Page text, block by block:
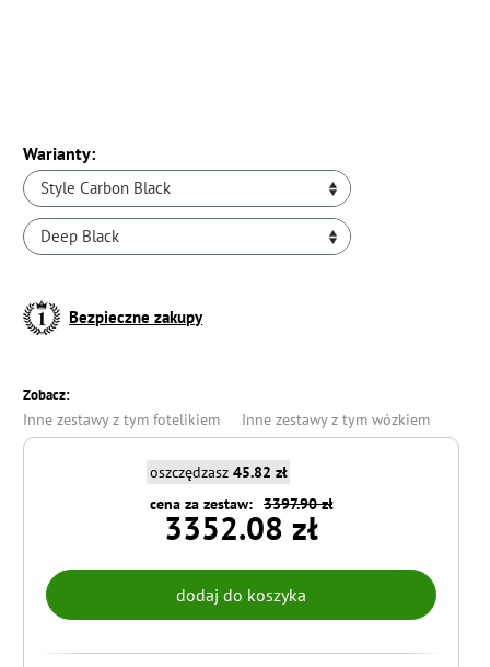
Warianty:
Style Carbon Black
Deep Black
Bezpieczne zakupy
Zobacz:
Inne zestawy z tym fotelikiem Inne zestawy z tym wózkiem
oszczędzasz 45.82 zł
3397.90 zł
cena za zestaw:
3352.08 zł